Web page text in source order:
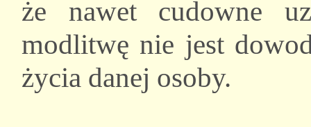
że nawet cudowne
modlitwę nie jest
życia danej osoby.